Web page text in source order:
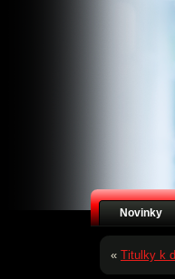
Novinky
« Titulky k